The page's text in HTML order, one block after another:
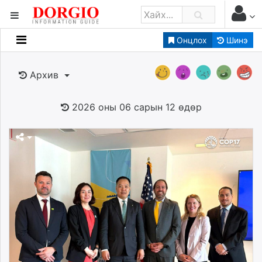
Онцлох Шинэ
Мэдээллийн
Банк санхүү
Нийслэлийн
dorgio.mn
Gogo.mn
caak.mn
news.mn
zindaa.mn
Baabar.mn
tovch.mn
Архив
2026 оны 06 сарын 12 өдөр